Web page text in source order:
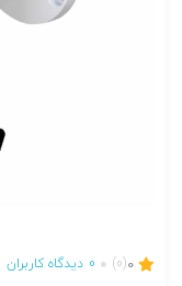
0
(0)
0 دیدگاه کاربران